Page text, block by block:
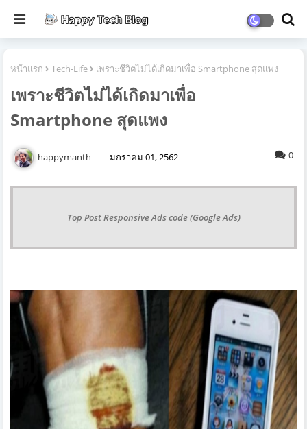
หน้าแรก Tech-Life เพราะชีวิตไม่ได้เกิดมาเพื่อ Smartphone สุดแพง
เพราะชีวิตไม่ได้เกิดมาเพื่อ
Smartphone สุดแพง
happymanth มกราคม 01, 2562 0
Top Post Responsive Ads code (Google Ads)